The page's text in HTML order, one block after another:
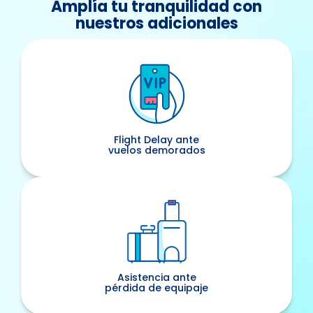
Australia o Chile lo exigen para
ciertos tipos de visa de
estudios o working Holiday.
Amplía tu tranquilidad con
nuestros adicionales
Flight Delay ante
vuelos demorados
Asistencia ante
pérdida de equipaje